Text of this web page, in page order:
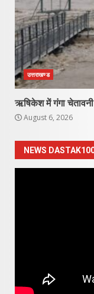
उत्तराखण्ड
ऋषिकेश में गंगा
August 6, 2026
NEWS